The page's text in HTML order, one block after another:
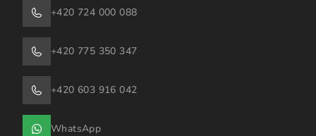
+420 724 000 088
+420 775 350 347
+420 603 916 042
WhatsApp